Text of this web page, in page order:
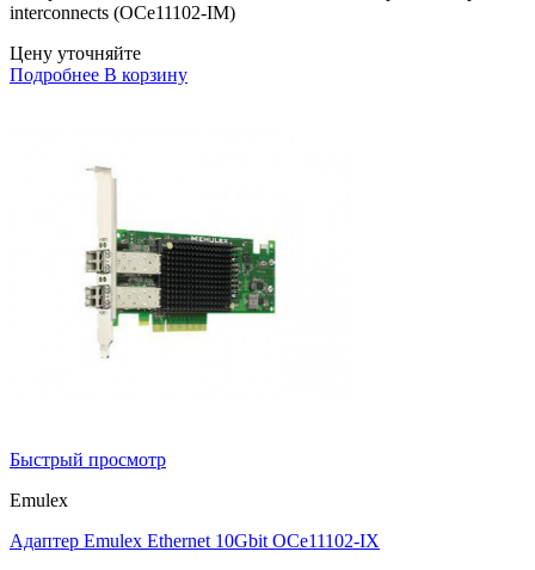
interconnects (OCe11102-IM)
Цену уточняйте
Подробнее В корзину
Быстрый просмотр
Emulex
Адаптер Emulex Ethernet 10Gbit OCe11102-IX